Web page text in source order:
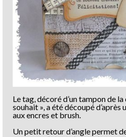
Le tag, décoré d’un tampon de
souhait », a été découpé
aux encres et brush.
Un petit retour d’angle permet